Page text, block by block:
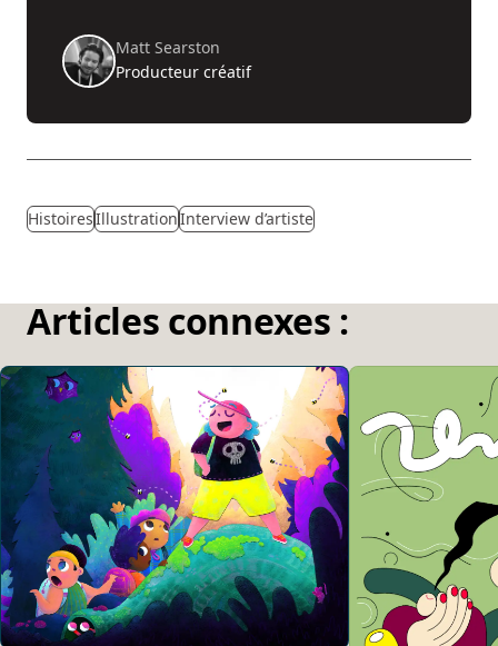
Matt Searston
Producteur créatif
HistoiresIllustrationInterview d’artiste
Articles connexes :